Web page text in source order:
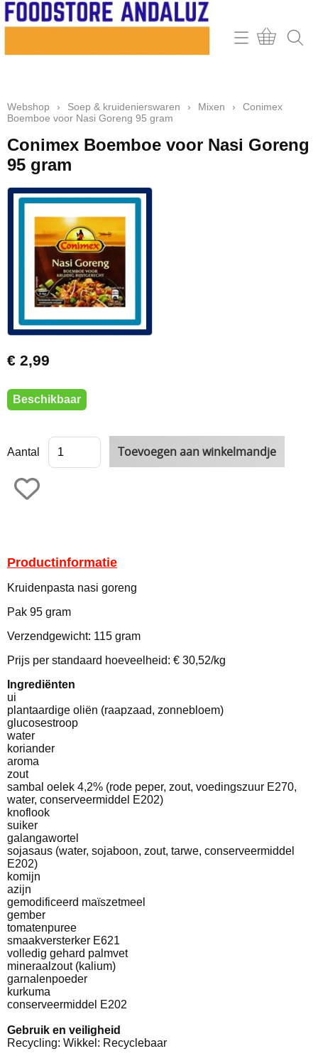
Home
Contact
Mijn account
Retour & klachten
Informatie
Webshop › Soep & kruidenierswaren › Mixen ›
Conimex
Boemboe voor Nasi Goreng 95 gram
Conimex Boemboe voor Nasi Goreng
95 gram
€ 2,99
Beschikbaar
Aantal
Productinformatie
Kruidenpasta nasi goreng
Pak 95 gram
Verzendgewicht: 115 gram
Prijs per standaard hoeveelheid: € 30,52/kg
Ingrediënten
ui
plantaardige oliën (raapzaad, zonnebloem)
glucosestroop
water
koriander
aroma
zout
sambal oelek 4,2% (rode peper, zout, voedingszuur E270,
water, conserveermiddel E202)
knoflook
suiker
galangawortel
sojasaus (water, sojaboon, zout, tarwe, conserveermiddel
E202)
komijn
azijn
gemodificeerd maïszetmeel
gember
tomatenpuree
smaakversterker E621
volledig gehard palmvet
mineraalzout (kalium)
garnalenpoeder
kurkuma
conserveermiddel E202
Gebruik en veiligheid
Recycling: Wikkel: Recyclebaar